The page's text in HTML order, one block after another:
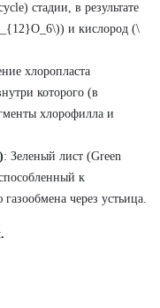
стадии, в результате
и кислород (\
хлоропласта
которого (в
хлорофилла и
: Зеленый лист (Green
к
через устьица.